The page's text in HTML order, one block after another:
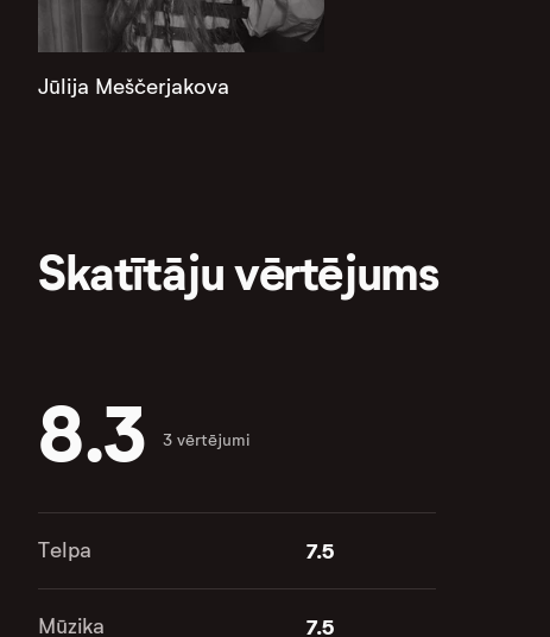
Jūlija Meščerjakova
Skatītāju vērtējums
8.3 3 vērtējumi
Telpa 7.5
Mūzika 7.5